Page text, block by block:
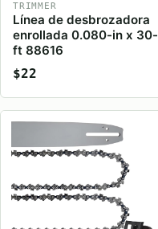
TRIMMER
Línea de desbrozadora
enrollada 0.080-in x 30-
ft 88616
$22